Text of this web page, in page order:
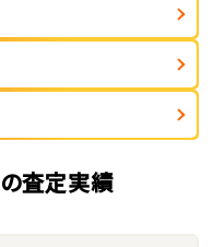
査定実績